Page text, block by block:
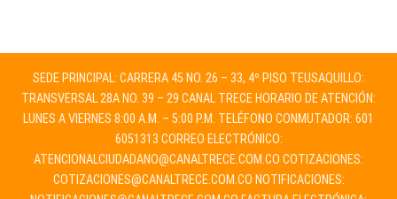
SEDE PRINCIPAL: CARRERA 45 NO. 26 – 33, 4º PISO TEUSAQUILLO:
TRANSVERSAL 28A NO. 39 – 29 CANAL TRECE HORARIO DE ATENCIÓN:
LUNES A VIERNES 8:00 A.M. – 5:00 P.M. TELÉFONO CONMUTADOR: 601
6051313 CORREO ELECTRÓNICO:
ATENCIONALCIUDADANO@CANALTRECE.COM.CO COTIZACIONES:
COTIZACIONES@CANALTRECE.COM.CO NOTIFICACIONES: